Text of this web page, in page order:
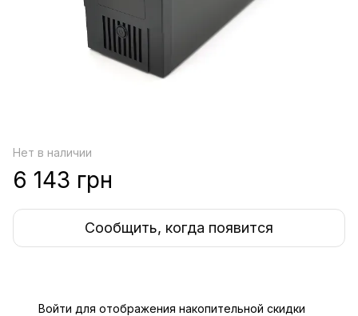
Нет в наличии
6 143 грн
Сообщить, когда появится
Войти для отображения накопительной скидки